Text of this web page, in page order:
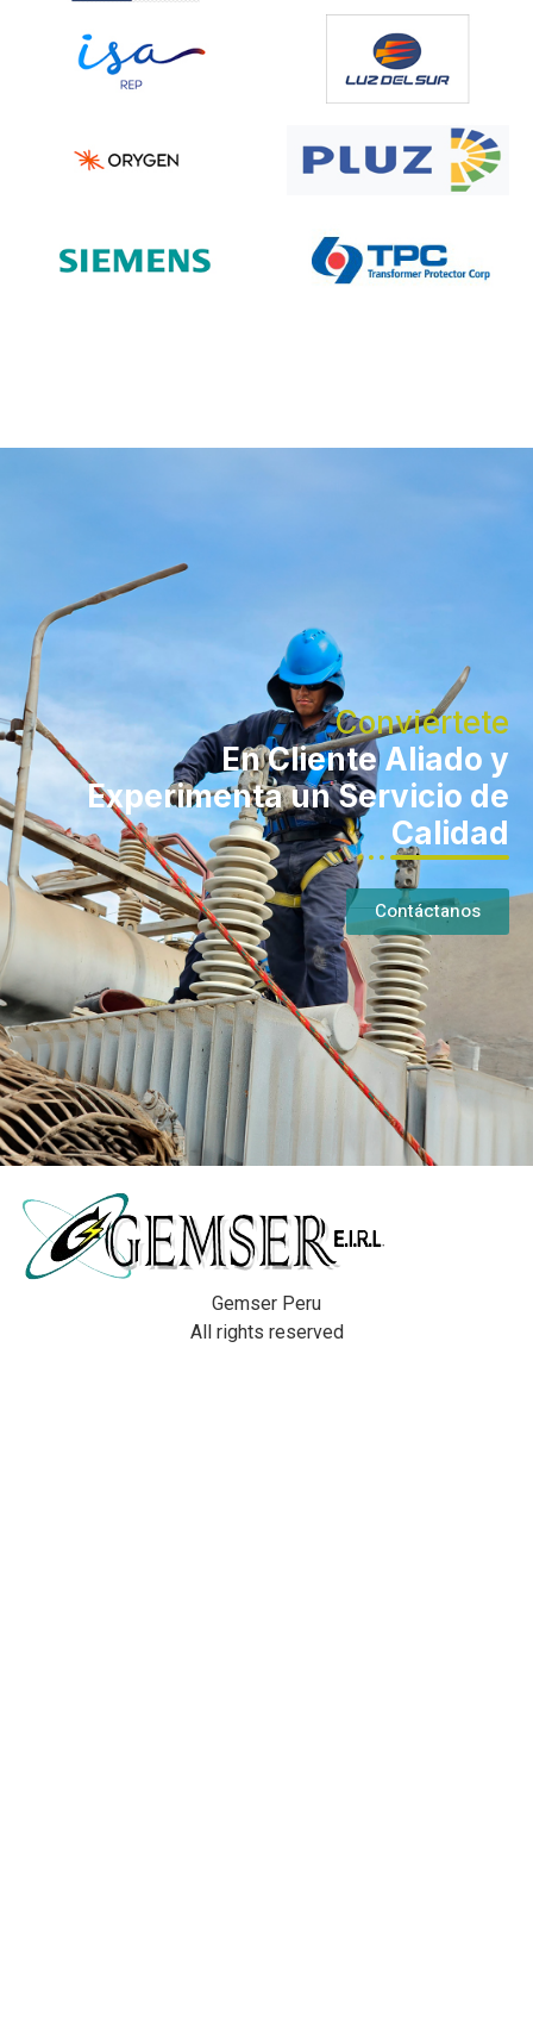
Conviértete
En Cliente Aliado y
Experimenta un Servicio de
Calidad
Contáctanos
Gemser Peru
All rights reserved